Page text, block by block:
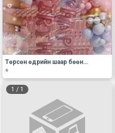
Төрсөн өдрийн шаар бөөндөнө
*
1 / 1